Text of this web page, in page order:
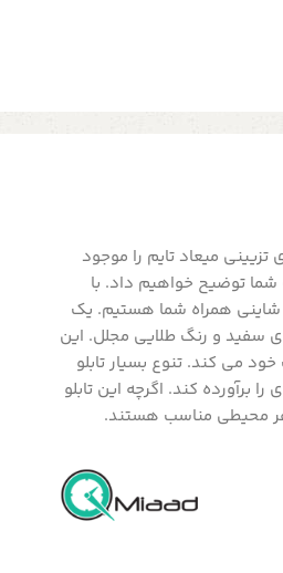
تزیینی میعاد تایم را موجود
شما توضیح خواهیم داد. با
شاینی همراه شما هستیم. یک
سفید و رنگ طلایی مجلل. این
می کند. تنوع بسیار تابلو
برآورده کند. اگرچه این تابلو
هر محیطی مناسب هستند.